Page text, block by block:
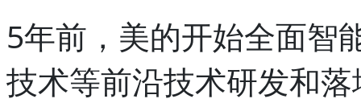
5年前，美的开始全面智
技术等前沿技术研发和